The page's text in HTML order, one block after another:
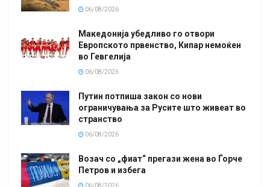
06/08/2026
Македонија убедливо го отвори
Европското првенство, Кипар немоќен
во Гевгелија
06/08/2026
Путин потпиша закон со нови
ограничувања за Русите што живеат во
странство
06/08/2026
Возач со „фиат“ прегази жена во Ѓорче
Петров и избега
06/08/2026